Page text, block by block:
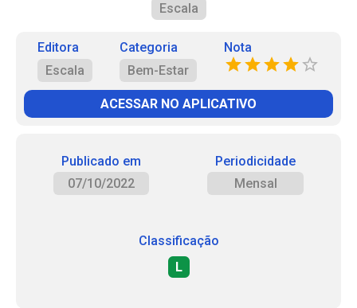
Escala
Editora
Escala
Categoria
Bem-Estar
Nota
ACESSAR NO APLICATIVO
Publicado em
07/10/2022
Periodicidade
Mensal
Classificação
L